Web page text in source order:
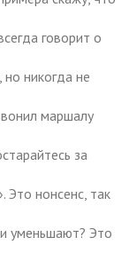
говорит о
но никогда не
маршалу
за
Это нонсенс, так
уменьшают? Это